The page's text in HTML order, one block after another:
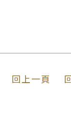
回上一頁